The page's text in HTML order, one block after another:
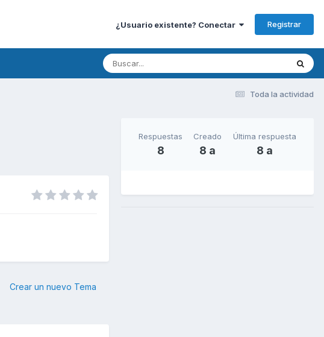
¿Usuario existente? Conectar Registrar
Toda la actividad
Crear un nuevo Tema
Respuestas
8
Creado
8 a
Última respuesta
8 a